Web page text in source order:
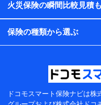
各種セミナーの開催のため
コンサルティングサービ
アンケートやキャンペーン
上記に係る案内・手続き・
当該個人データを取り
東京都千代田区永田町2
火災保険の瞬間比較見積
保険の種類から選ぶ
ドコモスマート保険ナビは株